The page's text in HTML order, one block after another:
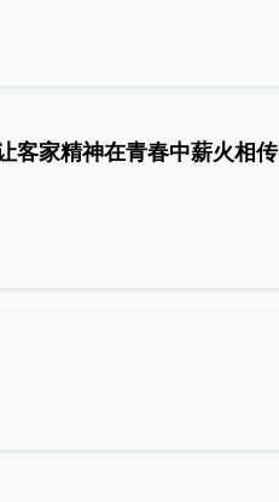
客家精神在青春中薪火相传